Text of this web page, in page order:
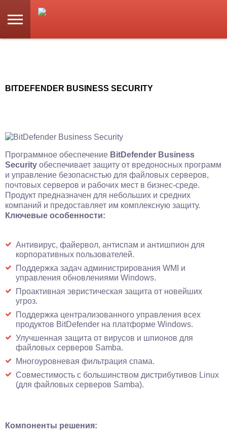
BITDEFENDER BUSINESS SECURITY
Программное обеспечение BitDefender Business
Security обеспечивает защиту от вредоносных программ
и управление безопаснстью для файловых серверов,
почтовых серверов и рабочих мест в бизнес-среде.
Продукт предназначен для небольших и средних
компаний и предоставляет им комплексную защиту.
Ключевые особенности:
Антивирус, файервол, антиспам и антишпион для
корпоративных пользователей.
Поддержка задач администрирования WMI и
управления обновлениями Windows.
Проактивная эвристическая защита от новейших
угроз.
Поддержка централизованного управления всех
продуктов BitDefender на платформе Windows.
Улучшенная защита от вирусов и шпионов для
файловых серверов Samba.
Многоуровневая фильтрация спама.
Совместимость с большинством дистрибутивов Linux
(для файловых серверов Samba).
Компоненты решения: